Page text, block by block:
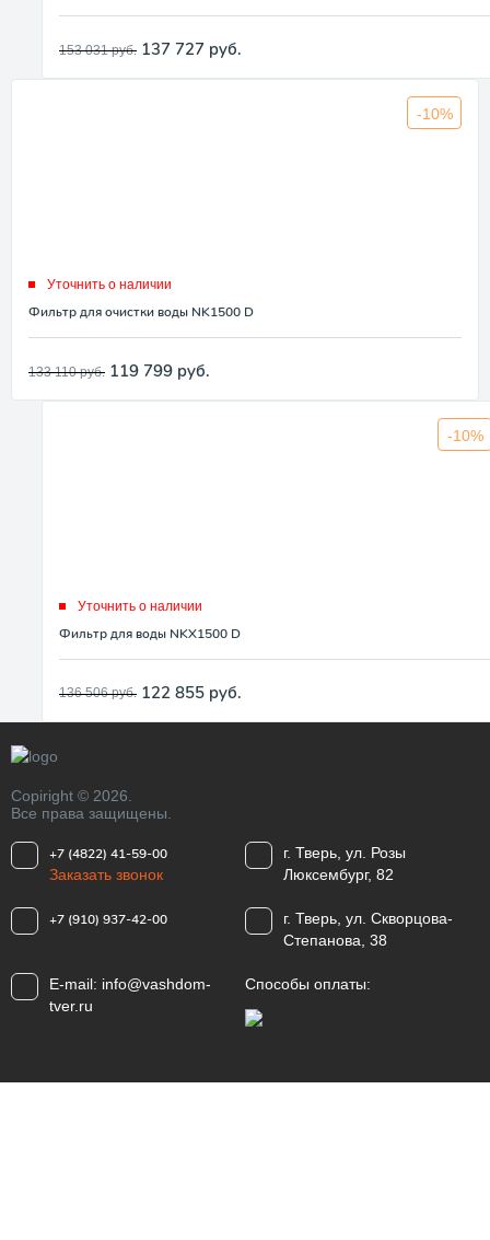
153 031руб. 137 727 руб.
-10%
Уточнить о наличии
Фильтр для очистки воды NK1500 D
133 110руб. 119 799 руб.
-10%
Уточнить о наличии
Фильтр для воды NKX1500 D
136 506руб. 122 855 руб.
Copiright © 2026.
Все права защищены.
+7 (4822) 41-59-00
Заказать звонок
г. Тверь, ул. Розы
Люксембург, 82
+7 (910) 937-42-00
г. Тверь, ул. Скворцова-
Степанова, 38
E-mail: info@vashdom-
tver.ru
Способы оплаты: